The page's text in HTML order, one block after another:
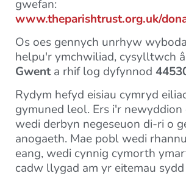
gwefan:
www.theparishtrust.org.uk/
Os oes gennych unrhyw
helpu'r ymchwiliad, cysylltwch
Gwenta rhif log dyfynnod
Rydym hefyd eisiau cymryd
gymuned leol. Ers i'r
wedi derbyn negeseuon di-ri o
anogaeth. Mae pobl wedi
eang, wedi cynnig cymorth
cadw llygad am yr eitemau